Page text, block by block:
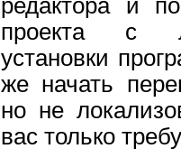
редактора и
проекта с
установки
же начать
но не
вас только